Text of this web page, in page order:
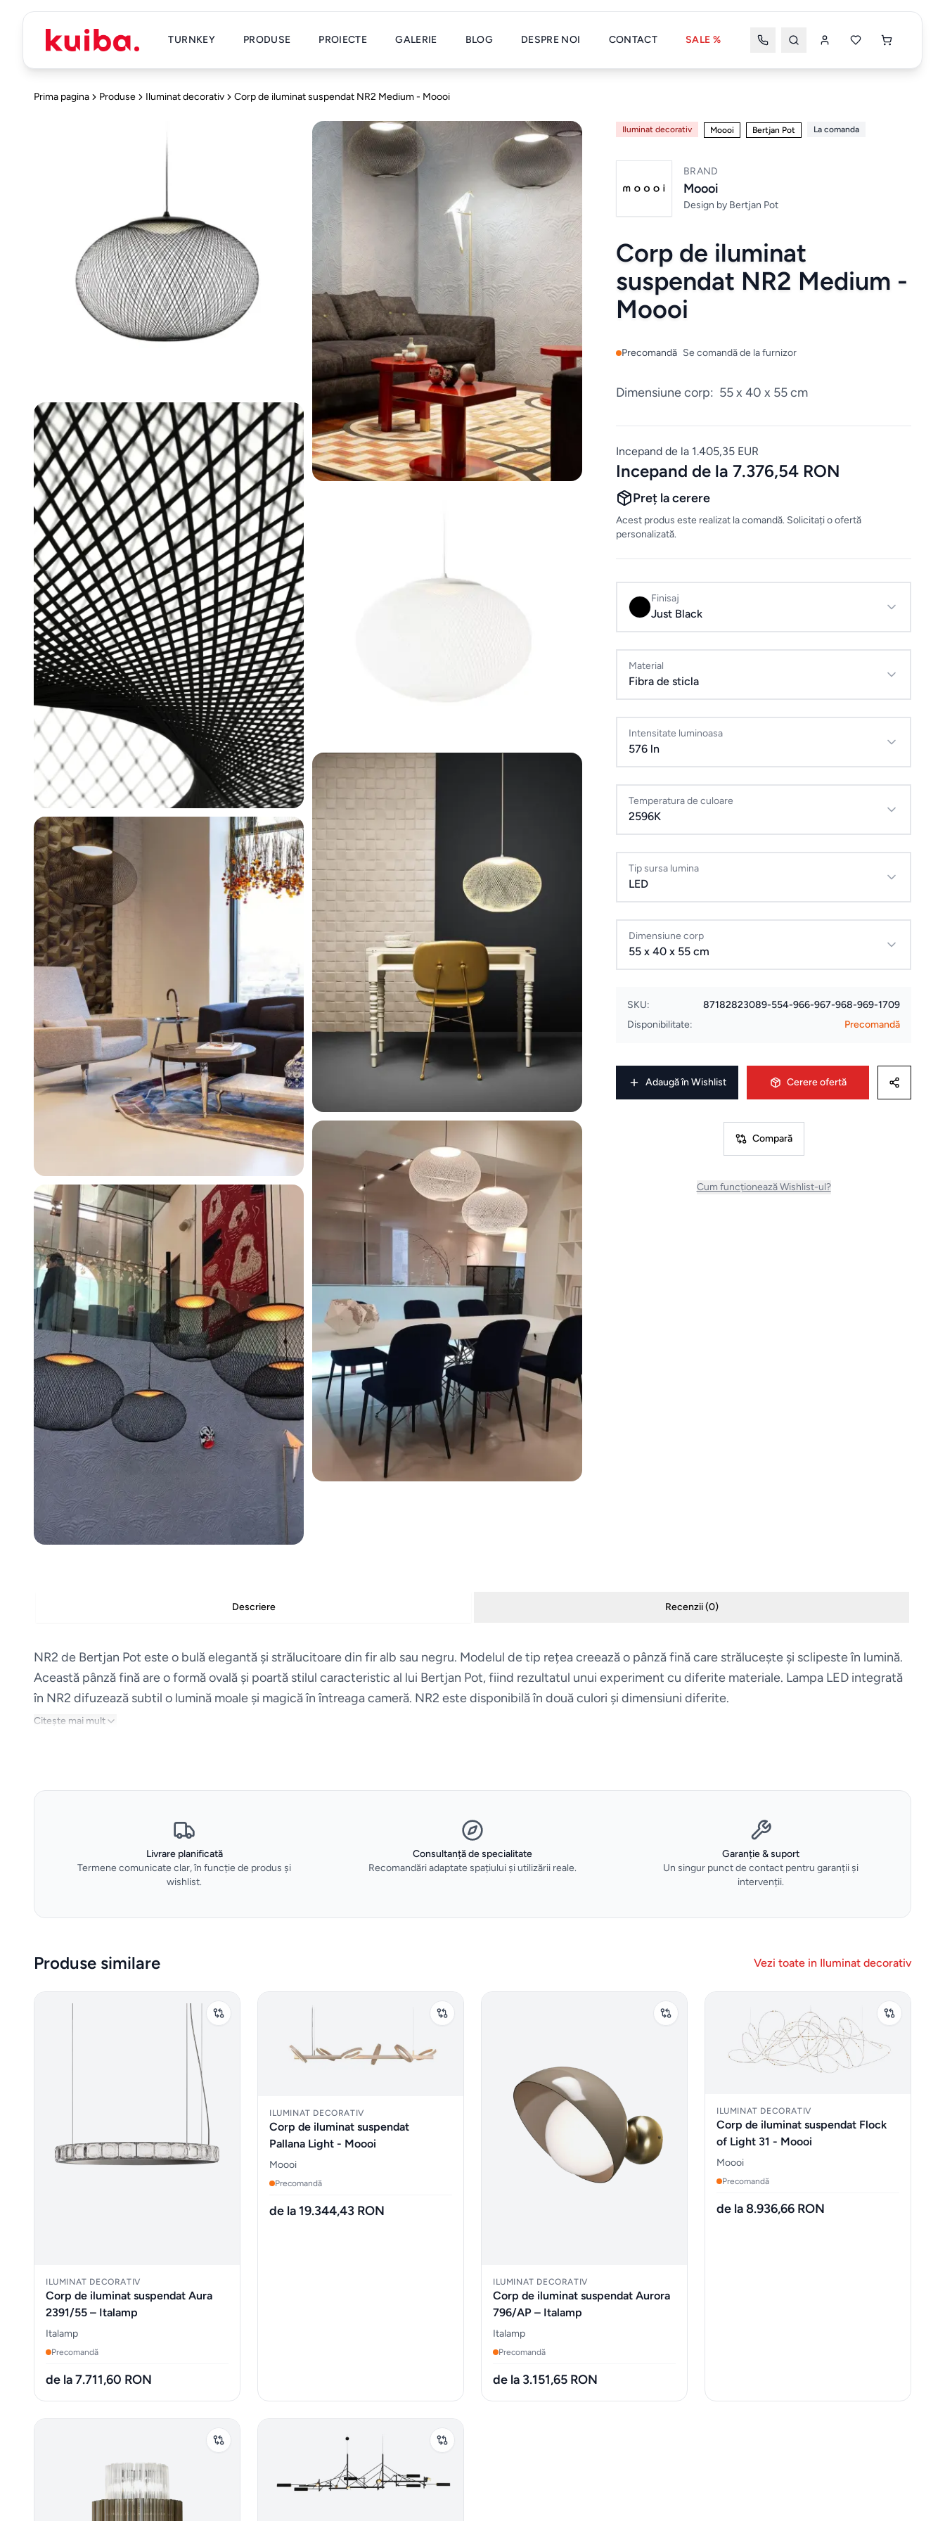
TURNKEY PRODUSE PROIECTE GALERIE BLOG DESPRE NOI CONTACT SALE %
Wishlist Wishlist nou
Prima pagina Produse Iluminat decorativ Corp de iluminat suspendat NR2 Medium - Moooi
Iluminat decorativ Moooi Bertjan Pot La comanda
BRAND
Moooi
Design by Bertjan Pot
Corp de iluminat
suspendat NR2 Medium -
Moooi
Precomandă Se comandă de la furnizor
Dimensiune corp: 55 x 40 x 55 cm
Incepand de la 1.405,35 EUR
Incepand de la 7.376,54 RON
Preț la cerere
Acest produs este realizat la comandă. Solicitați o ofertă
personalizată.
Finisaj
Just Black
Material
Fibra de sticla
Intensitate luminoasa
576 ln
Temperatura de culoare
2596K
Tip sursa lumina
LED
Dimensiune corp
55 x 40 x 55 cm
SKU:
87182823089-554-966-967-968-969-1709
Disponibilitate:
Precomandă
Adaugă în Wishlist Cerere ofertă
Compară
Cum funcționează Wishlist-ul?
Descriere Recenzii (0)
NR2 de Bertjan Pot este o bulă elegantă și strălucitoare din fir alb sau negru. Modelul de tip rețea creează o pânză fină care strălucește și sclipeste în lumină.
Această pânză fină are o formă ovală și poartă stilul caracteristic al lui Bertjan Pot, fiind rezultatul unui experiment cu diferite materiale. Lampa LED integrată
în NR2 difuzează subtil o lumină moale și magică în întreaga cameră. NR2 este disponibilă în două culori și dimensiuni diferite.
Citește mai mult
Livrare planificată
Termene comunicate clar, în funcție de produs și
wishlist.
Consultanță de specialitate
Recomandări adaptate spațiului și utilizării reale.
Garanție & suport
Un singur punct de contact pentru garanții și
intervenții.
Produse similare Vezi toate in Iluminat decorativ
ILUMINAT DECORATIV
Corp de iluminat suspendat Aura
2391/55 – Italamp
Italamp
Precomandă
de la 7.711,60 RON
ILUMINAT DECORATIV
Corp de iluminat suspendat
Pallana Light - Moooi
Moooi
Precomandă
de la 19.344,43 RON
ILUMINAT DECORATIV
Corp de iluminat suspendat Aurora
796/AP – Italamp
Italamp
Precomandă
de la 3.151,65 RON
ILUMINAT DECORATIV
Corp de iluminat suspendat Flock
of Light 31 - Moooi
Moooi
Precomandă
de la 8.936,66 RON